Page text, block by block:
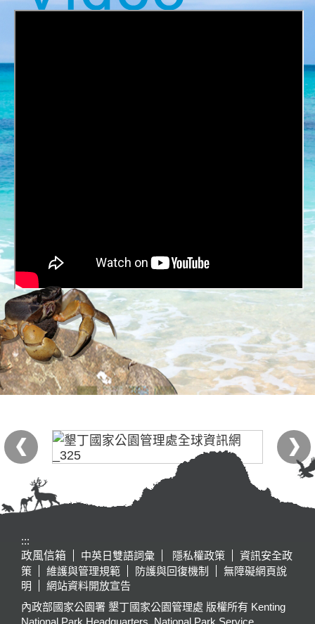
:::
政風信箱
中英日雙語詞彙 隱私權政策
資訊安全政
策
維護與管理規範 防護與回復機制
無障礙網頁說
明
網站資料開放宣告
內政部國家公園署 墾丁國家公園管理處 版權所有 Kenting
National Park Headquarters, National Park Service,